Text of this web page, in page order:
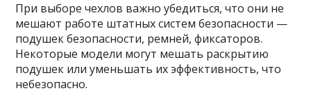
При выборе чехлов важно убедиться, что они не
мешают работе штатных систем безопасности —
подушек безопасности, ремней, фиксаторов.
Некоторые модели могут мешать раскрытию
подушек или уменьшать их эффективность, что
небезопасно.